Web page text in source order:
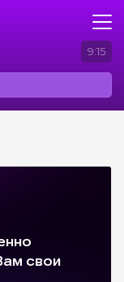
9:15